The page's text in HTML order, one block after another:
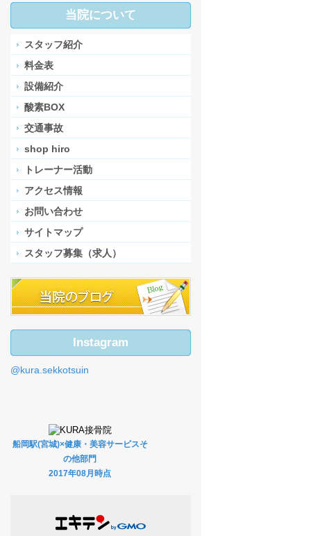
当院について
スタッフ紹介
料金表
設備紹介
酸素BOX
交通事故
shop hiro
トレーナー活動
アクセス情報
お問い合わせ
サイトマップ
スタッフ募集（求人）
Instagram
@kura.sekkotsuin
船岡駅(宮城)×健康・美容サービスそ
の他部門
2017年08月時点